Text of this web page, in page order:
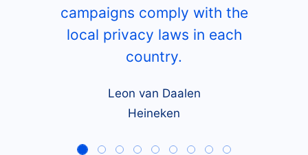
campaigns comply with the
local privacy laws in each
country.
Leon van Daalen
Heineken